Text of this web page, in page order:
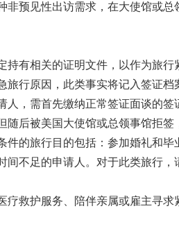
非预见性出访需求，在大使馆或
持有相关的证明文件，以作为旅
旅行原因，此类事实将记入签证档
人，需首先缴纳正常签证面谈的
随后被美国大使馆或总领事馆拒签
件的旅行目的包括：参加婚礼和
间不足的申请人。对于此类旅行，
疗救护服务、陪伴亲属或雇主寻求